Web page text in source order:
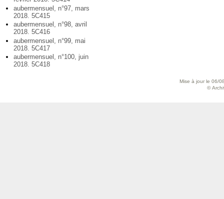
aubermensuel, n°97, mars
2018. 5C415
aubermensuel, n°98, avril
2018. 5C416
aubermensuel, n°99, mai
2018. 5C417
aubermensuel, n°100, juin
2018. 5C418
Mise à jour le 06/
©